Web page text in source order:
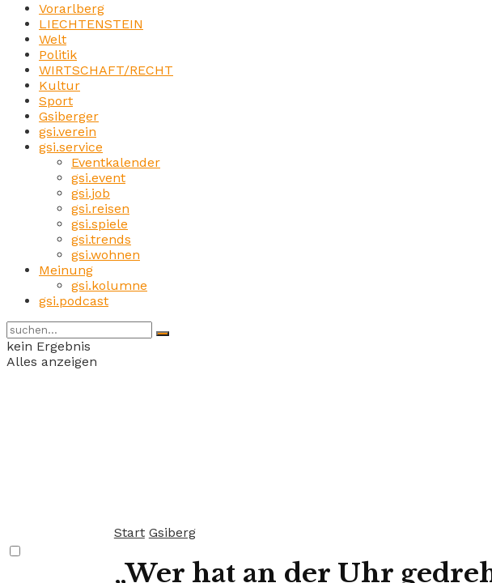
Vorarlberg
LIECHTENSTEIN
Welt
Politik
WIRTSCHAFT/RECHT
Kultur
Sport
Gsiberger
gsi.verein
gsi.service
Eventkalender
gsi.event
gsi.job
gsi.reisen
gsi.spiele
gsi.trends
gsi.wohnen
Meinung
gsi.kolumne
gsi.podcast
kein Ergebnis
Alles anzeigen
Start Gsiberg
„Wer hat an der Uhr